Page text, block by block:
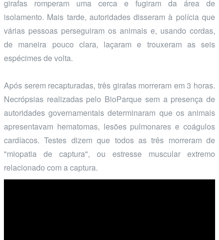
girafas romperam uma cerca e fugiram da área de
isolamento. Mais tarde, autoridades disseram à polícia que
várias pessoas perseguiram os animais e, usando cordas,
de maneira pouco clara, laçaram e trouxeram as seis
espécimes de volta.
Após serem recapturadas, três girafas morreram em 3 horas.
Necrópsias realizadas pelo BioParque sem a presença de
autoridades governamentais determinaram que os animais
apresentavam hematomas, lesões pulmonares e coágulos
cardíacos. Testes dizem que todos as três morreram de
"miopatia de captura", ou estresse muscular extremo
relacionado com a captura.